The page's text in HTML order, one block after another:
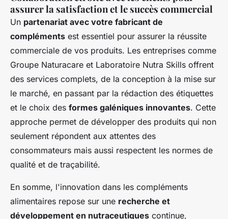
assurer la satisfaction et le succès commercial
Un partenariat avec votre fabricant de
compléments est essentiel pour assurer la réussite
commerciale de vos produits. Les entreprises comme
Groupe Naturacare et Laboratoire Nutra Skills offrent
des services complets, de la conception à la mise sur
le marché, en passant par la rédaction des étiquettes
et le choix des formes galéniques innovantes. Cette
approche permet de développer des produits qui non
seulement répondent aux attentes des
consommateurs mais aussi respectent les normes de
qualité et de traçabilité.
En somme, l'innovation dans les compléments
alimentaires repose sur une recherche et
développement en nutraceutiques continue,